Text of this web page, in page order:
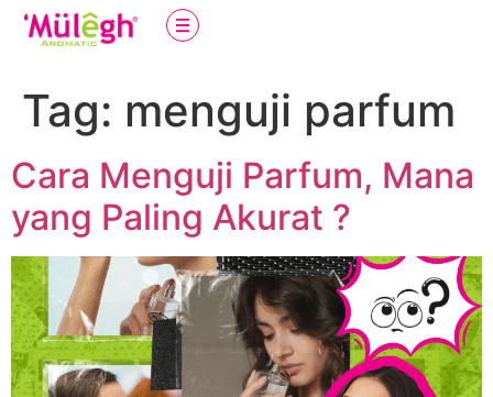
Tag: menguji parfum
Cara Menguji Parfum, Mana
yang Paling Akurat ?